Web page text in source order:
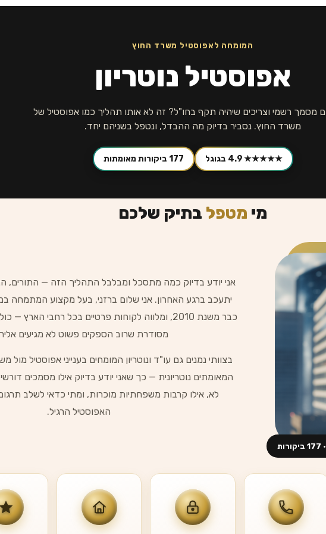
המומחה לאפוסטיל משרד החוץ
אפוסטיל נוטריון
מסמך רשמי וצריכים שיהיה תקף בחו"ל? זה לא אותו תהליך כמו אפוסטיל של
משרד החוץ. נסביר בדיוק מה ההבדל, ונטפל בשניהם יחד.
★★★★★ 4.9 בגוגל 177 ביקורות מאומתות
מי מטפל בתיק שלכם
· 177 ביקורות
אני יודע בדיוק כמה מתסכל ומבלבל התהליך הזה — התורים,
יתעכב ברגע האחרון. אני שלום ברזני, בעל מקצוע המתמחה
כבר משנת 2010, ומלווה לקוחות פרטיים בכל רחבי הארץ
מסודרת שרוב הספקים פשוט לא מגיעים
בצוותי נמנים גם עו"ד ונוטריון המומחים בענייני אפוסטיל מול
המאומתים נוטריונית — כך שאני יודע בדיוק אילו מסמכים
לא, אילו קרבות משפחתיות מוכרות, ומתי כדאי לשלב תרגום
האפוסטיל הרגיל.